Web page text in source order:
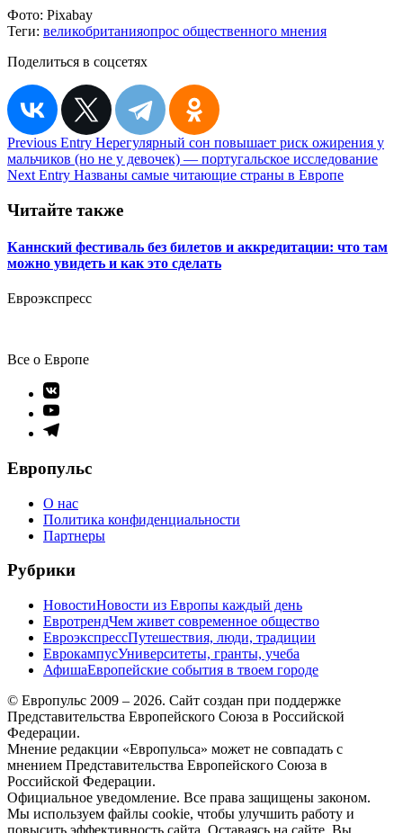
Фото: Pixabay
Теги: великобританияопрос общественного мнения
Поделиться в соцсетях
Навигация
по
Previous Entry Нерегулярный сон повышает риск ожирения у
мальчиков (но не у девочек) — португальское исследование
Next Entry Названы самые читающие страны в Европе
Читайте также
Каннский фестиваль без билетов и аккредитации: что там
можно увидеть и как это сделать
Евроэкспресс
Все о Европе
Элемент
меню
Элемент
меню
Элемент
Европульс
О нас
Политика конфиденциальности
Партнеры
Рубрики
НовостиНовости из Европы каждый день
ЕвротрендЧем живет современное общество
ЕвроэкспрессПутешествия, люди, традиции
ЕврокампусУниверситеты, гранты, учеба
АфишаЕвропейские события в твоем городе
© Европульс 2009 – 2026. Сайт создан при поддержке
Представительства Европейского Союза в Российской
Федерации.
Мнение редакции «Европульса» может не совпадать с
мнением Представительства Европейского Союза в
Российской Федерации.
Официальное уведомление. Все права защищены законом.
Мы используем файлы cookie, чтобы улучшить работу и
повысить эффективность сайта. Оставаясь на сайте, Вы